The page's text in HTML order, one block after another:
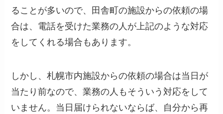
ることが多いので、田舎町の施設からの依頼の場
合は、電話を受けた業務の人が上記のような対応
をしてくれる場合もあります。
しかし、札幌市内施設からの依頼の場合は当日が
当たり前なので、業務の人もそういう対応をして
いません。当日届けられないならば、自分から再